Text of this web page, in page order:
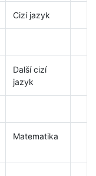
Cizí jazyk
Další cizí
jazyk
Matematika